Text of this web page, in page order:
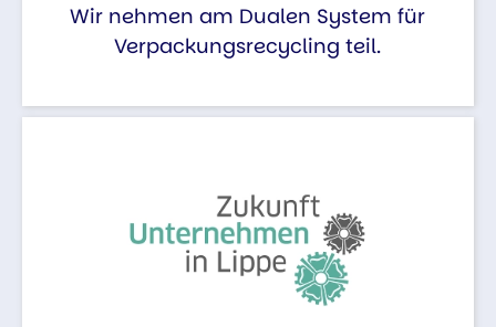
Wir nehmen am Dualen System für
Verpackungsrecycling teil.